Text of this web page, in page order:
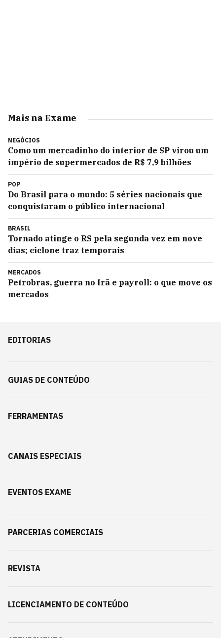
Mais na Exame
NEGÓCIOS
Como um mercadinho do interior de SP virou um
império de supermercados de R$ 7,9 bilhões
POP
Do Brasil para o mundo: 5 séries nacionais que
conquistaram o público internacional
BRASIL
Tornado atinge o RS pela segunda vez em nove
dias; ciclone traz temporais
MERCADOS
Petrobras, guerra no Irã e payroll: o que move os
mercados
EDITORIAS
GUIAS DE CONTEÚDO
FERRAMENTAS
CANAIS ESPECIAIS
EVENTOS EXAME
PARCERIAS COMERCIAIS
REVISTA
LICENCIAMENTO DE CONTEÚDO